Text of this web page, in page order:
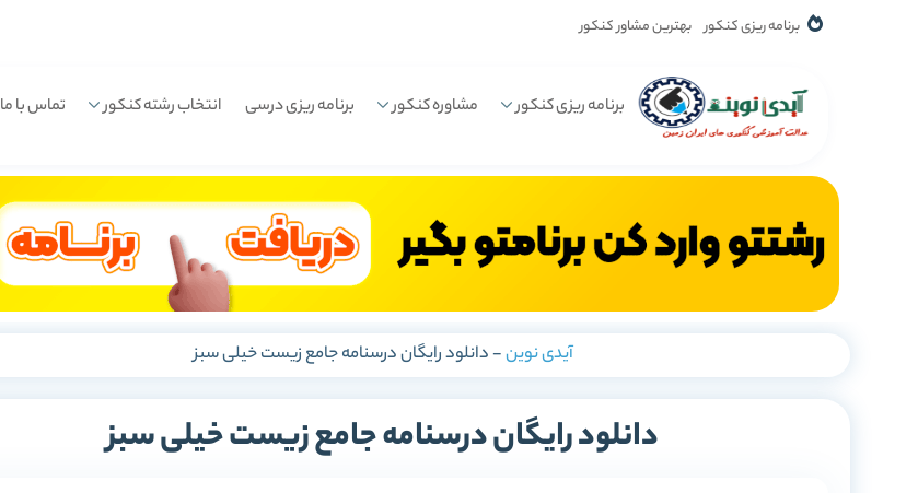
برنامه ریزی کنکور بهترین مشاور کنکور
برنامه ریزی کنکور مشاوره کنکور برنامه ریزی درسی انتخاب رشته کنکور تماس با ما
آیدی نوین-دانلود رایگان درسنامه جامع زیست خیلی سبز
دانلود رایگان درسنامه جامع زیست خیلی سبز